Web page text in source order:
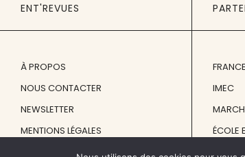
ENT'REVUES
À PROPOS
NOUS CONTACTER
NEWSLETTER
MENTIONS LÉGALES
IMEC
ÉCOLE